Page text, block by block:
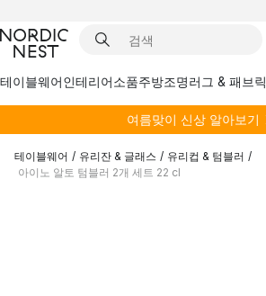
테이블웨어인테리어소품주방조명러그 & 패브릭
여름맞이 신상 알아보기
테이블웨어 / 유리잔 & 글래스 / 유리컵 & 텀블러 /
아이노 알토 텀블러 2개 세트 22 cl